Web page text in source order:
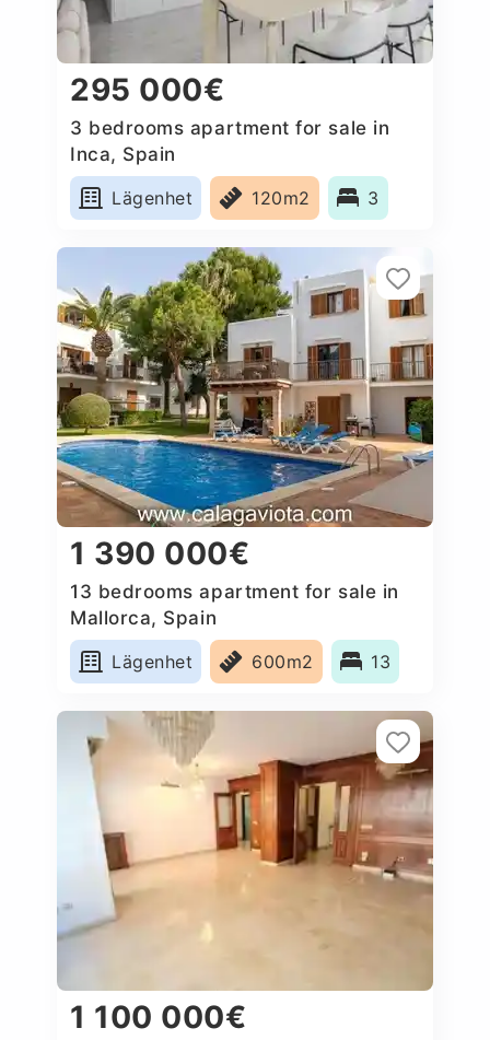
295 000€
3 bedrooms apartment for sale in
Inca, Spain
Lägenhet
120m2 3
1 390 000€
13 bedrooms apartment for sale in
Mallorca, Spain
Lägenhet
600m2 13
1 100 000€